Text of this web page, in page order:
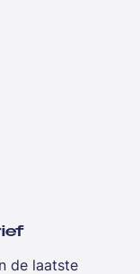
de laatste